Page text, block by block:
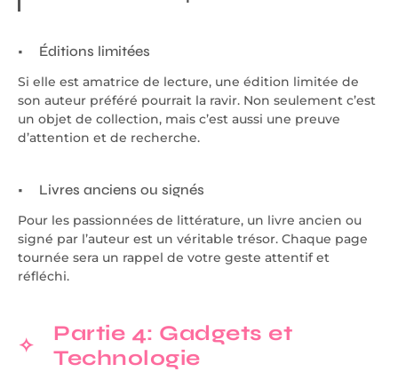
Éditions limitées
Si elle est amatrice de lecture, une édition limitée de
son auteur préféré pourrait la ravir. Non seulement c’est
un objet de collection, mais c’est aussi une preuve
d’attention et de recherche.
Livres anciens ou signés
Pour les passionnées de littérature, un livre ancien ou
signé par l’auteur est un véritable trésor. Chaque page
tournée sera un rappel de votre geste attentif et
réfléchi.
Partie 4: Gadgets et
Technologie